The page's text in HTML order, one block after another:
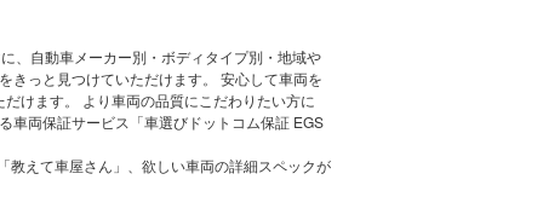
、自動車メーカー別・ボディタイプ別・地域や
きっと見つけていただけます。 安心して車両を
けます。 より車両の品質にこだわりたい方に
車両保証サービス「車選びドットコム保証 EGS
教えて車屋さん」、欲しい車両の詳細スペックが